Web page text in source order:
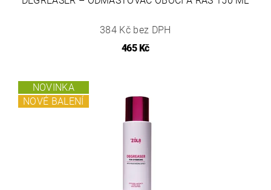
384 Kč bez DPH
465 Kč
NOVINKA
NOVÉ BALENÍ